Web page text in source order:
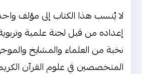
لا يُنسب هذا الكتاب إلى مؤلف
إعداده من قبل لجنة علمية
نخبة من العلماء والمشايخ
المتخصصين في علوم القرآن